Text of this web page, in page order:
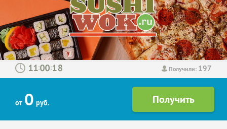
Получили: 197
: :
от 0 руб.